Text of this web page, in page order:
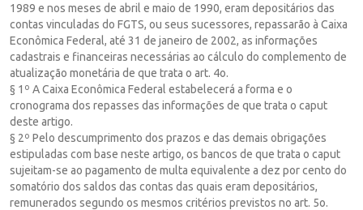
1989 e nos meses de abril e maio de 1990, eram depositários das
contas vinculadas do FGTS, ou seus sucessores, repassarão à Caixa
Econômica Federal, até 31 de janeiro de 2002, as informações
cadastrais e financeiras necessárias ao cálculo do complemento de
atualização monetária de que trata o art. 4o.
§ 1º A Caixa Econômica Federal estabelecerá a forma e o
cronograma dos repasses das informações de que trata o caput
deste artigo.
§ 2º Pelo descumprimento dos prazos e das demais obrigações
estipuladas com base neste artigo, os bancos de que trata o caput
sujeitam-se ao pagamento de multa equivalente a dez por cento do
somatório dos saldos das contas das quais eram depositários,
remunerados segundo os mesmos critérios previstos no art. 5o.